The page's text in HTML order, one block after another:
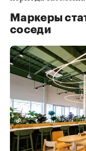
Маркеры
соседи